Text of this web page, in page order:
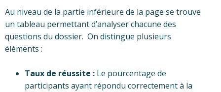
Au niveau de la partie inférieure de la page se trouve
un tableau permettant d’analyser chacune des
questions du dossier. On distingue plusieurs
éléments :
Taux de réussite : Le pourcentage de
participants ayant répondu correctement à la